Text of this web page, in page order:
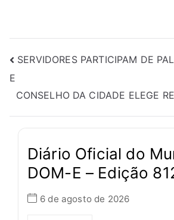
SERVIDORES PARTICIPAM DE
E
CONSELHO DA CIDADE ELEGE
Diário Oficial do
DOM-E – Edição
6 de agosto de 2026